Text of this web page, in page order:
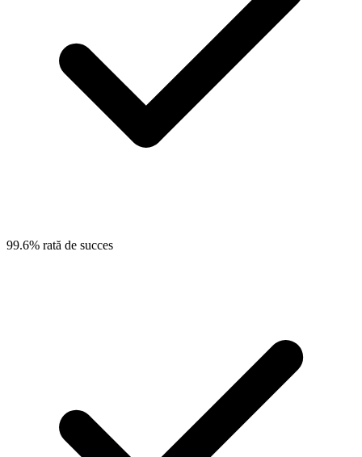
99.6% rată de succes